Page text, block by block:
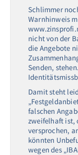
Schlimmer
Warnhinweis
nicht von der
die Angebote
Senden,
Damit steht
falschen
zweifelhaft ist,
versprochen,
könnten
wegen des